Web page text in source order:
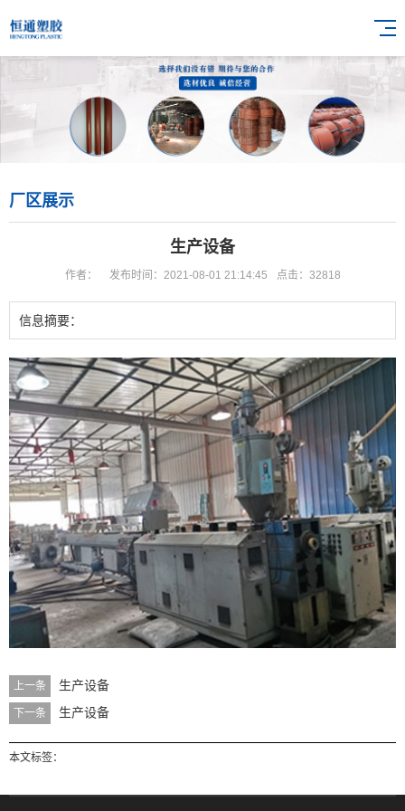
厂区展示
生产设备
作者： 发布时间：2021-08-01 21:14:45 点击：32818
信息摘要：
上一条 生产设备
下一条 生产设备
本文标签：